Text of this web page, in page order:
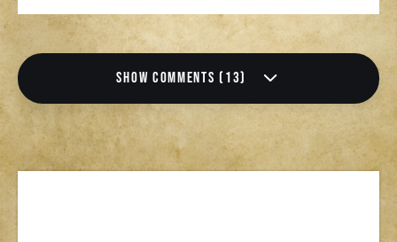
SHOW COMMENTS (13)